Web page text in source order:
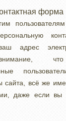
форма
адрес
сайта, всё же
даже если вы